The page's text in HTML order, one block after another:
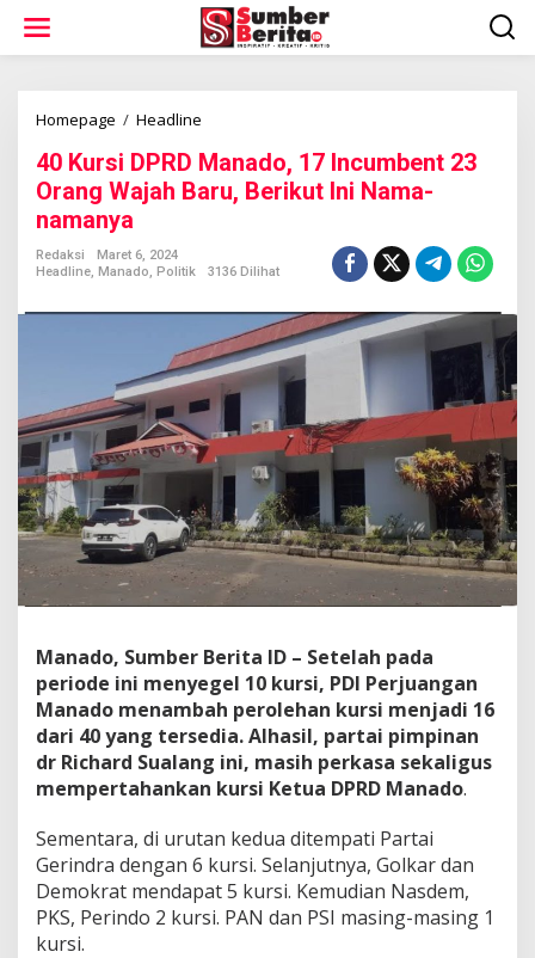
w
Homepage / Headline
K
u
r
D
R
M
a
n
d
o
1
7
I
n
u
b
e
n
t
2
3
O
n
g
W
a
40 Kursi DPRD Manado, 17 Incumbent 23
Orang Wajah Baru, Berikut Ini Nama-
namanya
Redaksi
Maret 6, 2024
Headline, Manado, Politik 3136 Dilihat
Manado, Sumber Berita ID – Setelah pada
periode ini menyegel 10 kursi, PDI Perjuangan
Manado menambah perolehan kursi menjadi 16
dari 40 yang tersedia. Alhasil, partai pimpinan
dr Richard Sualang ini, masih perkasa sekaligus
mempertahankan kursi Ketua DPRD Manado.
Sementara, di urutan kedua ditempati Partai
Gerindra dengan 6 kursi. Selanjutnya, Golkar dan
Demokrat mendapat 5 kursi. Kemudian Nasdem,
PKS, Perindo 2 kursi. PAN dan PSI masing-masing 1
kursi.